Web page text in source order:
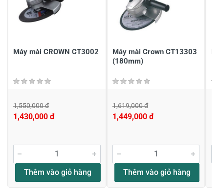
Chia sẻ nhận xét về sản phẩm
Viết nhận xét của bạn
Đánh giá sao
Máy mài CROWN CT3002
1,550,000 đ
1,430,000 đ
Thêm vào giỏ hàng
Máy mài Crown CT13303
(180mm)
1,619,000 đ
1,449,000 đ
Thêm vào giỏ hàng